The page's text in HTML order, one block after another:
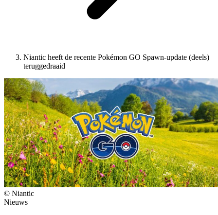
Niantic heeft de recente Pokémon GO Spawn-update (deels)
teruggedraaid
© Niantic
Nieuws